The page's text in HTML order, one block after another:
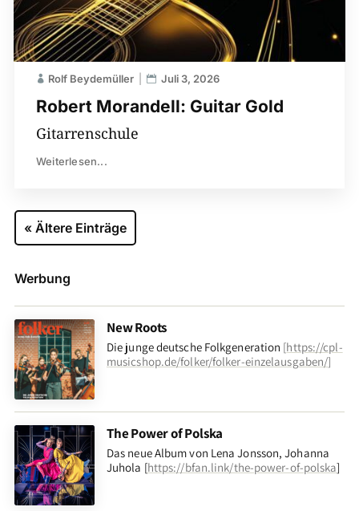
Robert Morandell: Guitar Gold
Rolf Beydemüller Juli 3, 2026
Gitarrenschule
Weiterlesen...
« Ältere Einträge
Werbung
New Roots
Die junge deutsche Folkgeneration [https://cpl-
musicshop.de/folker/folker-einzelausgaben/]
The Power of Polska
Das neue Album von Lena Jonsson, Johanna
Juhola [https://bfan.link/the-power-of-polska]